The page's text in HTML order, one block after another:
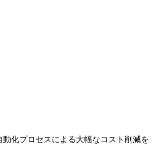
化プロセスによる大幅なコスト削減を